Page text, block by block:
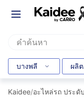
บางพลี ผลิ
Kaidee/อะไหล่รถ ประดั